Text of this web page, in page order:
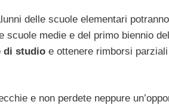
delle scuole elementari
medie e del primo biennio
di studio e ottenere rimborsi
e non perdete neppure